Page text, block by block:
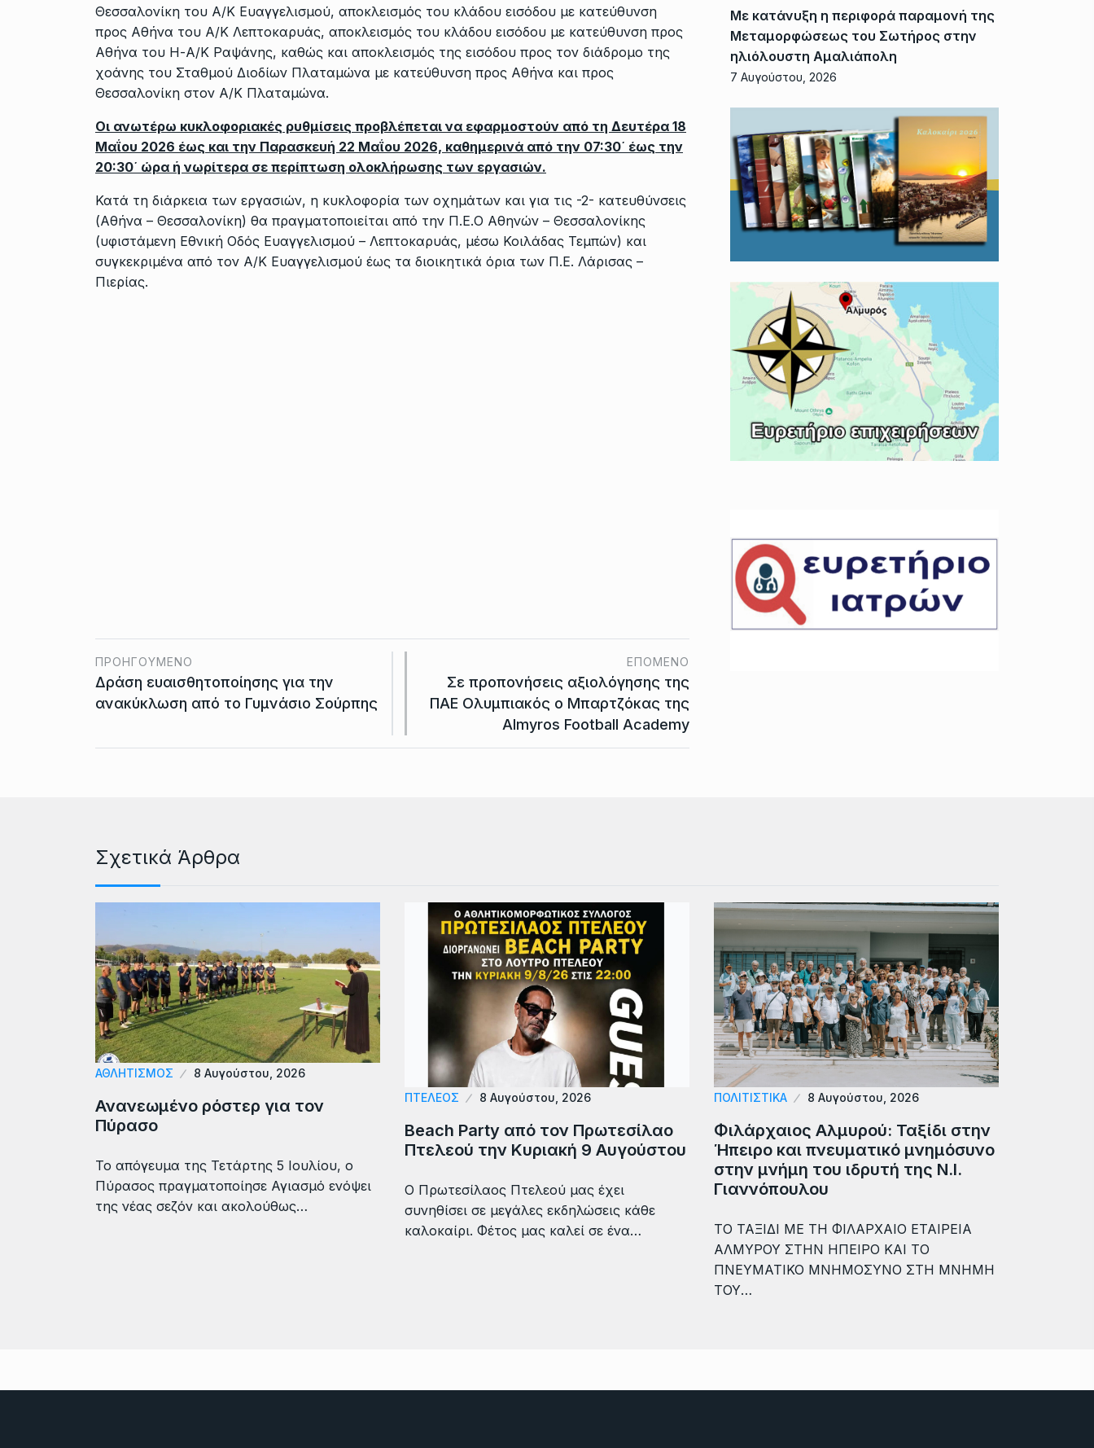
Θεσσαλονίκη του Α/Κ Ευαγγελισμού, αποκλεισμός του κλάδου εισόδου με κατεύθυνση
προς Αθήνα του Α/Κ Λεπτοκαρυάς, αποκλεισμός του κλάδου εισόδου με κατεύθυνση προς
Αθήνα του Η-Α/Κ Ραψάνης, καθώς και αποκλεισμός της εισόδου προς τον διάδρομο της
χοάνης του Σταθμού Διοδίων Πλαταμώνα με κατεύθυνση προς Αθήνα και προς
Θεσσαλονίκη στον Α/Κ Πλαταμώνα.
Οι ανωτέρω κυκλοφοριακές ρυθμίσεις προβλέπεται να εφαρμοστούν από τη Δευτέρα 18
Μαΐου 2026 έως και την Παρασκευή 22 Μαΐου 2026, καθημερινά από την 07:30΄ έως την
20:30΄ ώρα ή νωρίτερα σε περίπτωση ολοκλήρωσης των εργασιών.
Κατά τη διάρκεια των εργασιών, η κυκλοφορία των οχημάτων και για τις -2- κατευθύνσεις
(Αθήνα – Θεσσαλονίκη) θα πραγματοποιείται από την Π.Ε.Ο Αθηνών – Θεσσαλονίκης
(υφιστάμενη Εθνική Οδός Ευαγγελισμού – Λεπτοκαρυάς, μέσω Κοιλάδας Τεμπών) και
συγκεκριμένα από τον Α/Κ Ευαγγελισμού έως τα διοικητικά όρια των Π.Ε. Λάρισας –
Πιερίας.
ΠΡΟΗΓΟΎΜΕΝΟ
Δράση ευαισθητοποίησης για την
ανακύκλωση από το Γυμνάσιο Σούρπης
ΕΠΌΜΕΝΟ
Σε προπονήσεις αξιολόγησης της
ΠΑΕ Ολυμπιακός ο Μπαρτζόκας της
Αlmyros Football Academy
Με κατάνυξη η περιφορά παραμονή της
Μεταμορφώσεως του Σωτήρος στην
ηλιόλουστη Αμαλιάπολη
7 Αυγούστου, 2026
Σχετικά Άρθρα
ΑΘΛΗΤΙΣΜΟΣ 8 Αυγούστου, 2026
Ανανεωμένο ρόστερ για τον
Πύρασο
Το απόγευμα της Τετάρτης 5 Ιουλίου, ο
Πύρασος πραγματοποίησε Αγιασμό ενόψει
της νέας σεζόν και ακολούθως…
ΠΤΕΛΕΟΣ 8 Αυγούστου, 2026
Beach Party από τον Πρωτεσίλαο
Πτελεού την Κυριακή 9 Αυγούστου
Ο Πρωτεσίλαος Πτελεού μας έχει
συνηθίσει σε μεγάλες εκδηλώσεις κάθε
καλοκαίρι. Φέτος μας καλεί σε ένα…
ΠΟΛΙΤΙΣΤΙΚΑ 8 Αυγούστου, 2026
Φιλάρχαιος Αλμυρού: Ταξίδι στην
Ήπειρο και πνευματικό μνημόσυνο
στην μνήμη του ιδρυτή της Ν.Ι.
Γιαννόπουλου
ΤΟ ΤΑΞΙΔΙ ΜΕ ΤΗ ΦΙΛΑΡΧΑΙΟ ΕΤΑΙΡΕΙΑ
ΑΛΜΥΡΟΥ ΣΤΗΝ ΗΠΕΙΡΟ ΚΑΙ ΤΟ
ΠΝΕΥΜΑΤΙΚΟ ΜΝΗΜΟΣΥΝΟ ΣΤΗ ΜΝΗΜΗ
ΤΟΥ…